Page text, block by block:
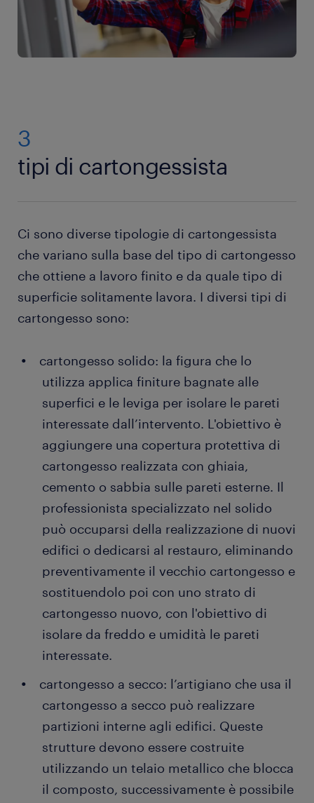
3
tipi di cartongessista
Ci sono diverse tipologie di cartongessista
che variano sulla base del tipo di cartongesso
che ottiene a lavoro finito e da quale tipo di
superficie solitamente lavora. I diversi tipi di
cartongesso sono:
cartongesso solido: la figura che lo
utilizza applica finiture bagnate alle
superfici e le leviga per isolare le pareti
interessate dall’intervento. L'obiettivo è
aggiungere una copertura protettiva di
cartongesso realizzata con ghiaia,
cemento o sabbia sulle pareti esterne. Il
professionista specializzato nel solido
può occuparsi della realizzazione di nuovi
edifici o dedicarsi al restauro, eliminando
preventivamente il vecchio cartongesso e
sostituendolo poi con uno strato di
cartongesso nuovo, con l'obiettivo di
isolare da freddo e umidità le pareti
interessate.
cartongesso a secco: l’artigiano che usa il
cartongesso a secco può realizzare
partizioni interne agli edifici. Queste
strutture devono essere costruite
utilizzando un telaio metallico che blocca
il composto, successivamente è possibile